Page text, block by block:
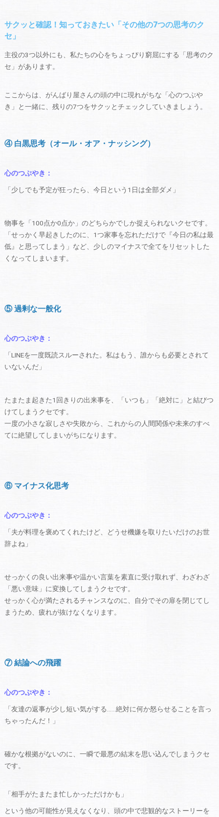
サクッと確認！知っておきたい「その他の7つの思考のク
セ」
主役の3つ以外にも、私たちの心をちょっぴり窮屈にする「思考のク
セ」があります。
ここからは、がんばり屋さんの頭の中に現れがちな「心のつぶや
き」と一緒に、残りの7つをサクッとチェックしていきましょう。
④ 白黒思考（オール・オア・ナッシング）
心のつぶやき：
「少しでも予定が狂ったら、今日という1日は全部ダメ」
物事を「100点か0点か」のどちらかでしか捉えられないクセです。
「せっかく早起きしたのに、1つ家事を忘れただけで『今日の私は最
低』と思ってしまう」など、少しのマイナスで全てをリセットした
くなってしまいます。
⑤ 過剰な一般化
心のつぶやき：
「LINEを一度既読スルーされた。私はもう、誰からも必要とされて
いないんだ」
たまたま起きた1回きりの出来事を、「いつも」「絶対に」と結びつ
けてしまうクセです。
一度の小さな寂しさや失敗から、これからの人間関係や未来のすべ
てに絶望してしまいがちになります。
⑥ マイナス化思考
心のつぶやき：
「夫が料理を褒めてくれたけど、どうせ機嫌を取りたいだけのお世
辞よね」
せっかくの良い出来事や温かい言葉を素直に受け取れず、わざわざ
「悪い意味」に変換してしまうクセです。
せっかく心が満たされるチャンスなのに、自分でその扉を閉じてし
まうため、疲れが抜けなくなります。
⑦ 結論への飛躍
心のつぶやき：
「友達の返事が少し短い気がする……絶対に何か怒らせることを言っ
ちゃったんだ！」
確かな根拠がないのに、一瞬で最悪の結末を思い込んでしまうクセ
です。
「相手がたまたま忙しかっただけかも」
という他の可能性が見えなくなり、頭の中で悲観的なストーリーを